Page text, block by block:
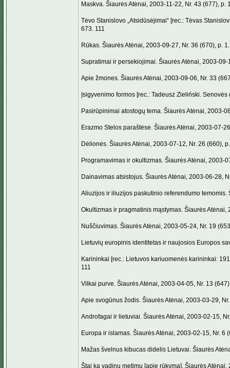
Maskva. Šiaurės Atėnai, 2003-11-22, Nr. 43 (677), p.
Tėvo Stanislovo „Atsidūsėjimai“ [rec.: Tėvas
673. 111
Rūkas. Šiaurės Atėnai, 2003-09-27, Nr. 36 (670), p.
Supratimai ir persekiojimai. Šiaurės Atėnai, 2003-09-
Apie žmones. Šiaurės Atėnai, 2003-09-06, Nr. 33
Įsigyvenimo formos [rec.: Tadeusz Zieliński.
Pasirūpinimai atostogų tema. Šiaurės Atėnai, 2003-
Erazmo Stelos paraštėse. Šiaurės Atėnai, 2003-07-
Dėlionės. Šiaurės Atėnai, 2003-07-12, Nr. 26 (660),
Programavimas ir okultizmas. Šiaurės Atėnai, 2003-
Dainavimas atsistojus. Šiaurės Atėnai, 2003-06-28,
Aliuzijos ir iliuzijos paskutinio referendumo temomis.
Okultizmas ir pragmatinis mąstymas. Šiaurės Atėnai,
Nuščiuvimas. Šiaurės Atėnai, 2003-05-24, Nr. 19
Lietuvių europinis identitetas ir naujosios Europos
Karininkai [rec.: Lietuvos kariuomenės karininkai:
111
Vilkai purve. Šiaurės Atėnai, 2003-04-05, Nr. 13
Apie svogūnus žodis. Šiaurės Atėnai, 2003-03-29,
Androfagai ir lietuviai. Šiaurės Atėnai, 2003-02-15,
Europa ir islamas. Šiaurės Atėnai, 2003-02-15, Nr. 6
Mažas švelnus kibucas didelis Lietuvai. Šiaurės
Štai ką vadinu metimu [apie rūkymą]. Šiaurės Atėnai,